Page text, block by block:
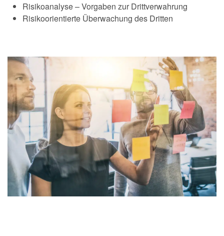
Risikoanalyse – Vorgaben zur Drittverwahrung
Risikoorientierte Überwachung des Dritten